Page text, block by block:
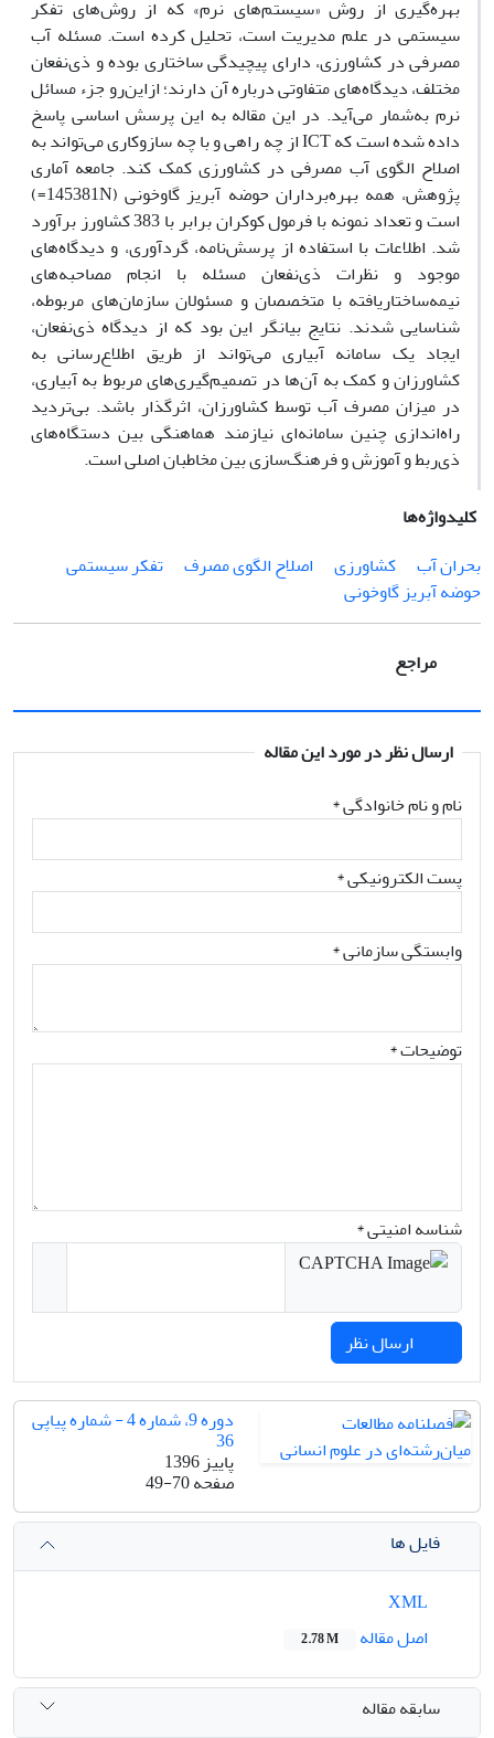
بهره‌گیری از روش‌ «سیستم‌های نرم» که از روش‌های تفکر
سیستمی در علم مدیریت است، تحلیل کرده است. مسئله آب
مصرفی در کشاورزی، دارای پیچیدگی ساختاری بوده و ذی‌نفعان
مختلف، دیدگاه‌های متفاوتی درباره آن دارند؛ ازاین‌رو جزء مسائل
نرم به‌شمار می‌آید. در این مقاله به این پرسش اساسی پاسخ
داده شده است که ICT از چه راهی و با چه سازوکاری می‌تواند به
اصلاح الگوی آب مصرفی در کشاورزی کمک کند. جامعه آماری
پژوهش، همه بهره‌برداران حوضه آبریز گاوخونی (145381N=)
است و تعداد نمونه با فرمول کوکران برابر با 383 کشاورز برآورد
شد. اطلاعات با استفاده از پرسش‌نامه، گردآوری، و دیدگاه‌های
موجود و نظرات ذی‌نفعان مسئله با انجام مصاحبه‌های
نیمه‌ساختاریافته با متخصصان و مسئولان سازمان‌های مربوطه،
شناسایی شدند. نتایج بیانگر این بود که از دیدگاه ذی‌نفعان،
ایجاد یک سامانه آبیاری می‌تواند از طریق اطلاع‌رسانی به
کشاورزان و کمک به آن‌ها در تصمیم‌گیری‌های مربوط به آبیاری،
در میزان مصرف آب توسط کشاورزان، اثرگذار باشد. بی‌تردید
راه‌اندازی چنین سامانه‌ای نیازمند هماهنگی بین دستگاه‌های
ذی‌ربط و آموزش و فرهنگ‌سازی بین مخاطبان اصلی است.
کلیدواژه‌ها
بحران آب
کشاورزی اصلاح الگوی مصرف
تفکر سیستمی
حوضه آبریز گاوخونی
مراجع
ارسال نظر در مورد این مقاله
نام و نام خانوادگی*
پست الکترونیکی*
وابستگی سازمانی *
توضیحات *
شناسه امنیتی *
دوره 9، شماره 4 - شماره پیاپی
36
پاییز 1396
صفحه49-70
فایل ها
اصل مقاله
2.78 M
سابقه مقاله